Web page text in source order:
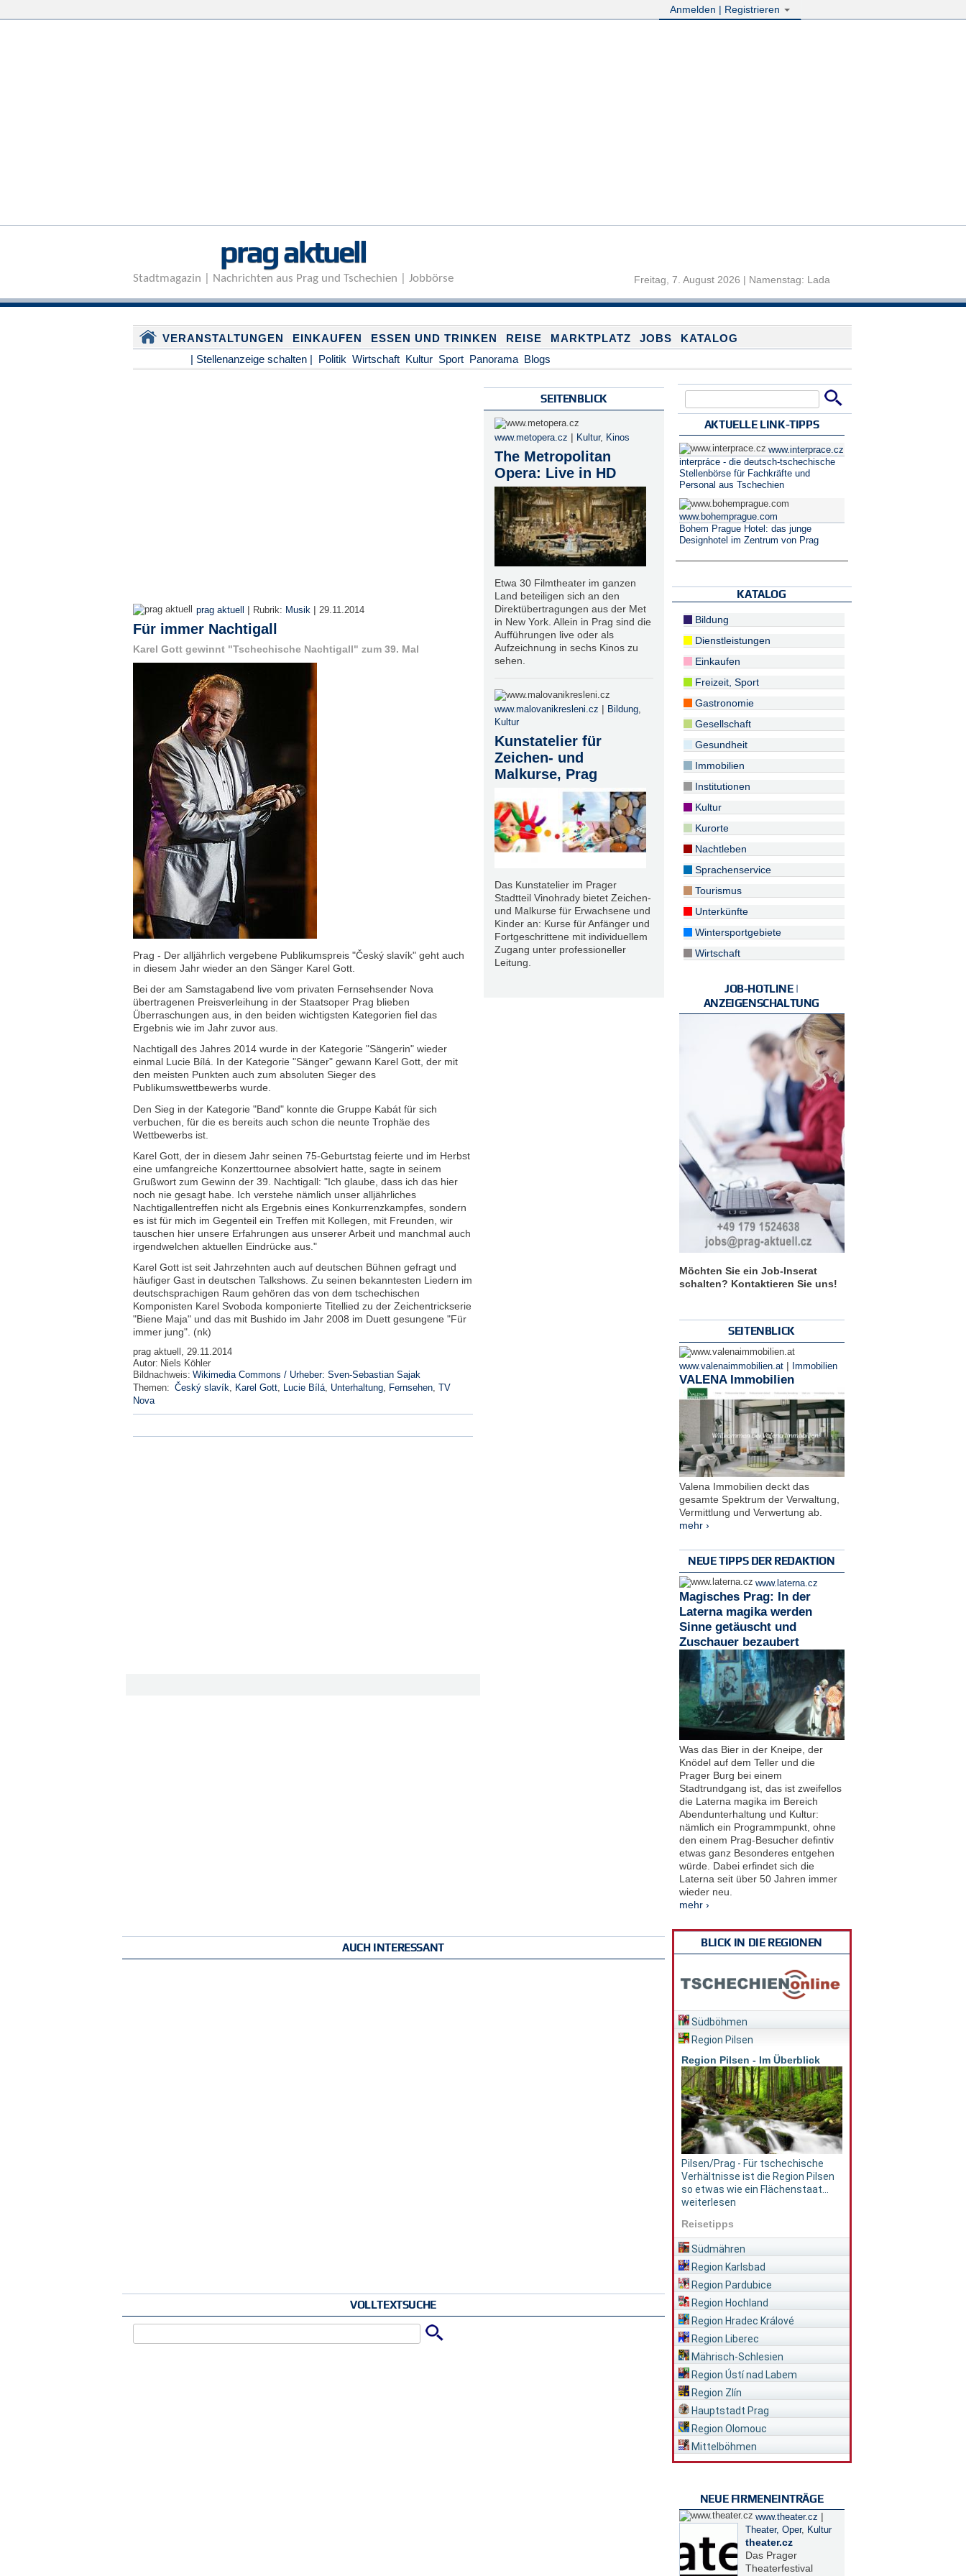
Anmelden | Registrieren
prag aktuell
Stadtmagazin | Nachrichten aus Prag und Tschechien | Jobbörse Freitag, 7. August 2026 | Namenstag: Lada
VERANSTALTUNGEN EINKAUFEN ESSEN UND TRINKEN REISE MARKTPLATZ JOBS
KATALOG
| Stellenanzeige schalten | Politik Wirtschaft Kultur Sport Panorama Blogs
prag aktuell | Rubrik: Musik | 29.11.2014
Für immer Nachtigall
Karel Gott gewinnt "Tschechische Nachtigall" zum 39. Mal
Prag - Der alljährlich vergebene Publikumspreis "Český slavík" geht auch
in diesem Jahr wieder an den Sänger Karel Gott.
Bei der am Samstagabend live vom privaten Fernsehsender Nova
übertragenen Preisverleihung in der Staatsoper Prag blieben
Überraschungen aus, in den beiden wichtigsten Kategorien fiel das
Ergebnis wie im Jahr zuvor aus.
Nachtigall des Jahres 2014 wurde in der Kategorie "Sängerin" wieder
einmal Lucie Bílá. In der Kategorie "Sänger" gewann Karel Gott, der mit
den meisten Punkten auch zum absoluten Sieger des
Publikumswettbewerbs wurde.
Den Sieg in der Kategorie "Band" konnte die Gruppe Kabát für sich
verbuchen, für die es bereits auch schon die neunte Trophäe des
Wettbewerbs ist.
Karel Gott, der in diesem Jahr seinen 75-Geburtstag feierte und im Herbst
eine umfangreiche Konzerttournee absolviert hatte, sagte in seinem
Grußwort zum Gewinn der 39. Nachtigall: "Ich glaube, dass ich das hier
noch nie gesagt habe. Ich verstehe nämlich unser alljährliches
Nachtigallentreffen nicht als Ergebnis eines Konkurrenzkampfes, sondern
es ist für mich im Gegenteil ein Treffen mit Kollegen, mit Freunden, wir
tauschen hier unsere Erfahrungen aus unserer Arbeit und manchmal auch
irgendwelchen aktuellen Eindrücke aus."
Karel Gott ist seit Jahrzehnten auch auf deutschen Bühnen gefragt und
häufiger Gast in deutschen Talkshows. Zu seinen bekanntesten Liedern im
deutschsprachigen Raum gehören das von dem tschechischen
Komponisten Karel Svoboda komponierte Titellied zu der Zeichentrickserie
"Biene Maja" und das mit Bushido im Jahr 2008 im Duett gesungene "Für
immer jung". (nk)
prag aktuell, 29.11.2014
Autor: Niels Köhler
Bildnachweis: Wikimedia Commons / Urheber: Sven-Sebastian Sajak
Themen: Český slavík, Karel Gott, Lucie Bílá, Unterhaltung, Fernsehen,
TV
Nova
SEITENBLICK
www.metopera.cz | Kultur, Kinos
The Metropolitan
Opera: Live in HD
Etwa 30 Filmtheater im ganzen
Land beteiligen sich an den
Direktübertragungen aus der Met
in New York. Allein in Prag sind die
Aufführungen live oder als
Aufzeichnung in sechs Kinos zu
sehen.
www.malovanikresleni.cz | Bildung,
Kultur
Kunstatelier für
Zeichen- und
Malkurse, Prag
Das Kunstatelier im Prager
Stadtteil Vinohrady bietet Zeichen-
und Malkurse für Erwachsene und
Kinder an: Kurse für Anfänger und
Fortgeschrittene mit individuellem
Zugang unter professioneller
Leitung.
AUCH INTERESSANT
VOLLTEXTSUCHE
AKTUELLE LINK-TIPPS
www.interprace.cz
interpráce - die deutsch-tschechische
Stellenbörse für Fachkräfte und
Personal aus Tschechien
www.bohemprague.com
Bohem Prague Hotel: das junge
Designhotel im Zentrum von Prag
KATALOG
Bildung
Dienstleistungen
Einkaufen
Freizeit, Sport
Gastronomie
Gesellschaft
Gesundheit
Immobilien
Institutionen
Kultur
Kurorte
Nachtleben
Sprachenservice
Tourismus
Unterkünfte
Wintersportgebiete
Wirtschaft
JOB-HOTLINE |
ANZEIGENSCHALTUNG
Möchten Sie ein Job-Inserat
schalten? Kontaktieren Sie uns!
SEITENBLICK
www.valenaimmobilien.at | Immobilien
VALENA Immobilien
Valena Immobilien deckt das
gesamte Spektrum der Verwaltung,
Vermittlung und Verwertung ab.
mehr ›
NEUE TIPPS DER REDAKTION
www.laterna.cz
Magisches Prag: In der
Laterna magika werden
Sinne getäuscht und
Zuschauer bezaubert
Was das Bier in der Kneipe, der
Knödel auf dem Teller und die
Prager Burg bei einem
Stadtrundgang ist, das ist zweifellos
die Laterna magika im Bereich
Abendunterhaltung und Kultur:
nämlich ein Programmpunkt, ohne
den einem Prag-Besucher defintiv
etwas ganz Besonderes entgehen
würde. Dabei erfindet sich die
Laterna seit über 50 Jahren immer
wieder neu.
mehr ›
BLICK IN DIE REGIONEN
Südböhmen
Region Pilsen
Region Pilsen - Im Überblick
Pilsen/Prag - Für tschechische
Verhältnisse ist die Region Pilsen
so etwas wie ein Flächenstaat...
weiterlesen
Reisetipps
Südmähren
Region Karlsbad
Region Pardubice
Region Hochland
Region Hradec Králové
Region Liberec
Mährisch-Schlesien
Region Ústí nad Labem
Region Zlín
Hauptstadt Prag
Region Olomouc
Mittelböhmen
NEUE FIRMENEINTRÄGE
www.theater.cz |
Theater, Oper, Kultur
theater.cz
Das Prager
Theaterfestival